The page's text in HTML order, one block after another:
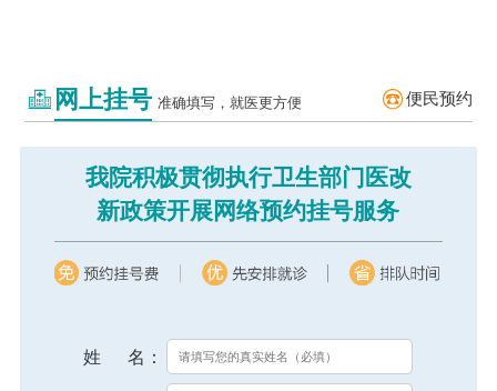
网上挂号 准确填写，就医更方便 便民预约
我院积极贯彻执行卫生部门医改
新政策开展网络预约挂号服务
姓 名：